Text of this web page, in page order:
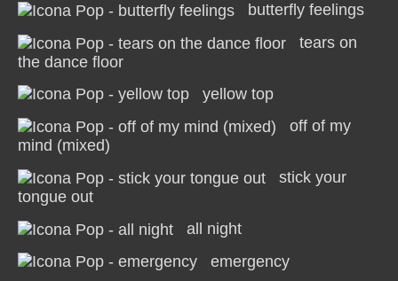
butterfly feelings
tears on
the dance floor
yellow top
off of my
mind (mixed)
stick your
tongue out
all night
emergency